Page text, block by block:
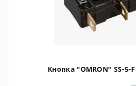
Кнопка "OMRON" SS-5-